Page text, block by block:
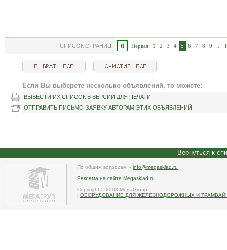
СПИСОК СТРАНИЦ: « Первая 1 2 3 4 5 6 7 8 9
Если Вы выберете несколько объявлений, то можете:
ВЫВЕСТИ ИХ СПИСОК В ВЕРСИИ ДЛЯ ПЕЧАТИ
ОТПРАВИТЬ ПИСЬМО-ЗАЯВКУ АВТОРАМ ЭТИХ ОБЪЯВЛЕНИЙ
Вернуться к
По общим вопросам » info@megasklad.ru
Реклама на сайте Megasklad.ru
Copyright © 2003 MegaGroup
| ОБОРУДОВАНИЕ ДЛЯ ЖЕЛЕЗНОДОРОЖНЫХ И